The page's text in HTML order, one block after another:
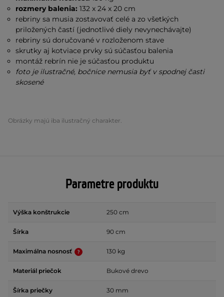
rozmery balenia:132 x 24 x 20 cm
rebriny sa musia zostavovať celé a zo všetkých
priložených častí (jednotlivé diely nevynechávajte)
rebriny sú doručované v rozloženom stave
skrutky aj kotviace prvky sú súčasťou balenia
montáž rebrín nie je súčasťou produktu
foto je ilustračné, bočnice nemusia byť v spodnej časti
skosené
Obrázky majú iba ilustračný charakter.
Parametre produktu
Výška konštrukcie 250 cm
Šírka 90 cm
Maximálna nosnosť 130 kg
Materiál priečok Bukové drevo
Šírka priečky 30 mm